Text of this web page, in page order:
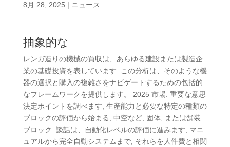
8月 28, 2025 | ニュース
抽象的な
レンガ造りの機械の買収は、あらゆる建設または製造企
業の基礎投資を表しています. この分析は、そのような機
器の選択と購入の複雑さをナビゲートするための包括的
なフレームワークを提供します。 2025 市場. 重要な意思
決定ポイントを調べます, 生産能力と必要な特定の種類の
ブロックの評価から始まる, 中空など, 固体, または舗装
ブロック. 談話は、自動化レベルの評価に進みます, マニ
ュアルから完全自動システムまで, それらを人件費と相関